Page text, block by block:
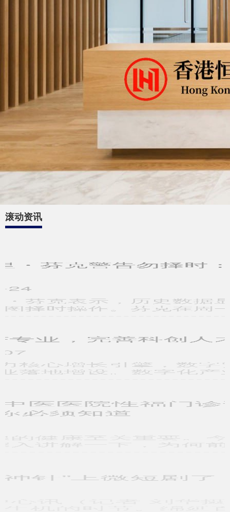
滚动资讯
德邦国际 贝莱德拉里・芬克警告勿择时：错过最佳交易日，
回报或减半
正规股票配资网站
要点 贝莱德 CEO 拉里・芬克表示，历史数据显示，在市场动荡期坚
持持仓，回报远优于试图择时操作。芬克在周一发布的年度董
億策略 深耕数字经济专业，完善科创人才供给生态
最专业的配资公司
数字经济成为新质生产力核心增长引擎，数字贸易、数字金融、商业
人工智能等新兴本科专业落地增设。数字化产业扩张催生大量复合型
养护，这些生活习惯你必须知道
股牛配 昌吉这个“定海神针”上微短剧了？！